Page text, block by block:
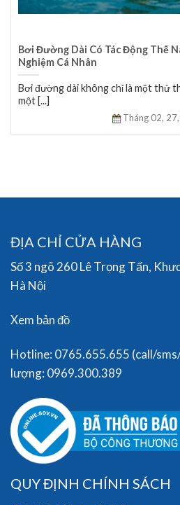
Bơi Đường Dài Có Tác Động Thế
Nghiệm Cá Nhân
Bơi đường dài không chỉ là một thử
một [...]
Tháng 02,
ĐỊA CHỈ CỬA HÀNG
Số 3 ngõ 260 Lê Trọng Tấn,
Hà Nội
Xem bản đồ
Hotline: 0765.655.655 (call/
lượng: 0969.300.389
QUY ĐỊNH CHÍNH SÁCH